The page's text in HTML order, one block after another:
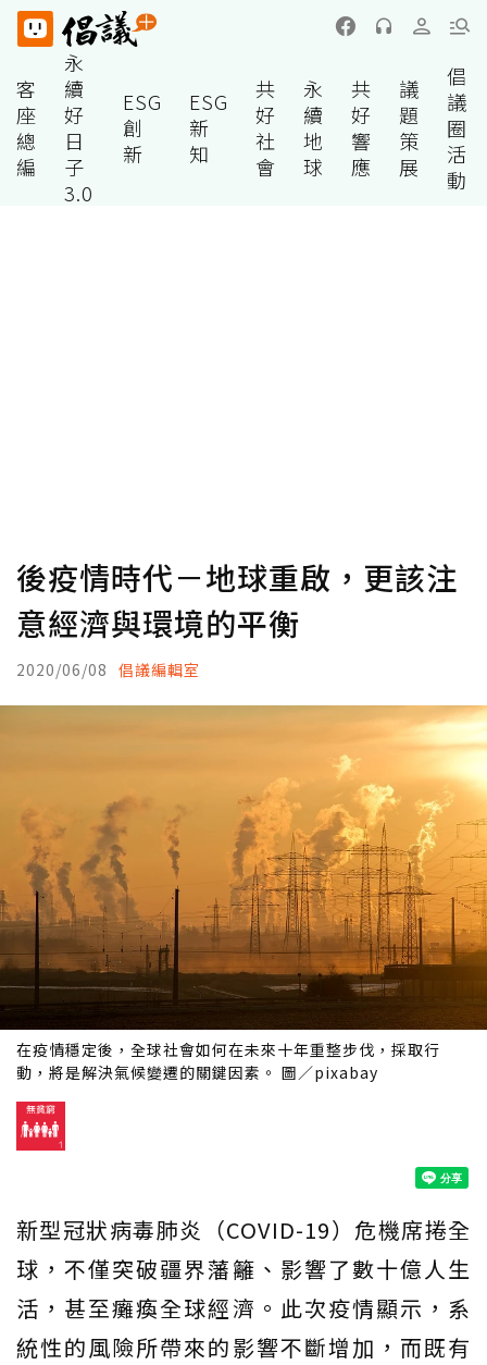
客
座
總
編
永
續
好
日
子
3.0
ESG
創
新
ESG
新
知
共
好
社
會
永
續
地
球
共
好
響
應
議
題
策
展
倡
議
圈
活
動
後疫情時代－地球重啟，更該注
意經濟與環境的平衡
2020/06/08 倡議編輯室
在疫情穩定後，全球社會如何在未來十年重整步伐，採取行
動，將是解決氣候變遷的關鍵因素。 圖／pixabay
新型冠狀病毒肺炎（COVID-19）危機席捲全
球，不僅突破疆界藩籬、影響了數十億人生
活，甚至癱瘓全球經濟。此次疫情顯示，系
統性的風險所帶來的影響不斷增加，而既有